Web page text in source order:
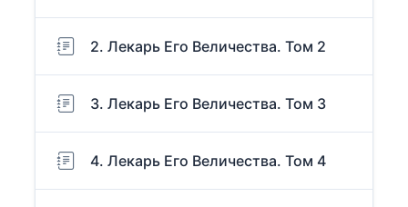
2. Лекарь Его Величества. Том 2
3. Лекарь Его Величества. Том 3
4. Лекарь Его Величества. Том 4